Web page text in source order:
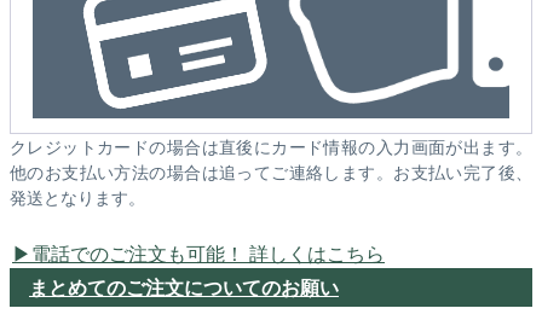
クレジットカードの場合は直後にカード情報の入力画面が出ます。
他のお支払い方法の場合は追ってご連絡します。お支払い完了後、
発送となります。
電話でのご注文も可能！ 詳しくはこちら
まとめてのご注文についてのお願い